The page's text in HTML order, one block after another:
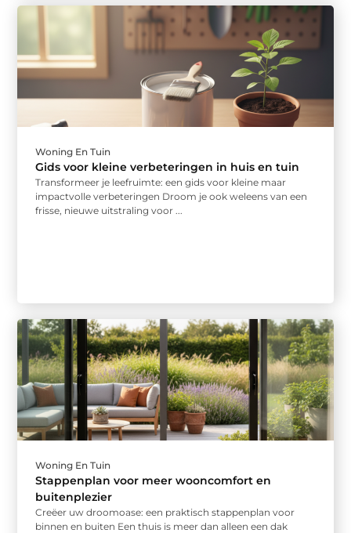
Woning En Tuin
Gids voor kleine verbeteringen in huis en tuin
Transformeer je leefruimte: een gids voor kleine maar
impactvolle verbeteringen Droom je ook weleens van een
frisse, nieuwe uitstraling voor ...
Woning En Tuin
Stappenplan voor meer wooncomfort en
buitenplezier
Creëer uw droomoase: een praktisch stappenplan voor
binnen en buiten Een thuis is meer dan alleen een dak